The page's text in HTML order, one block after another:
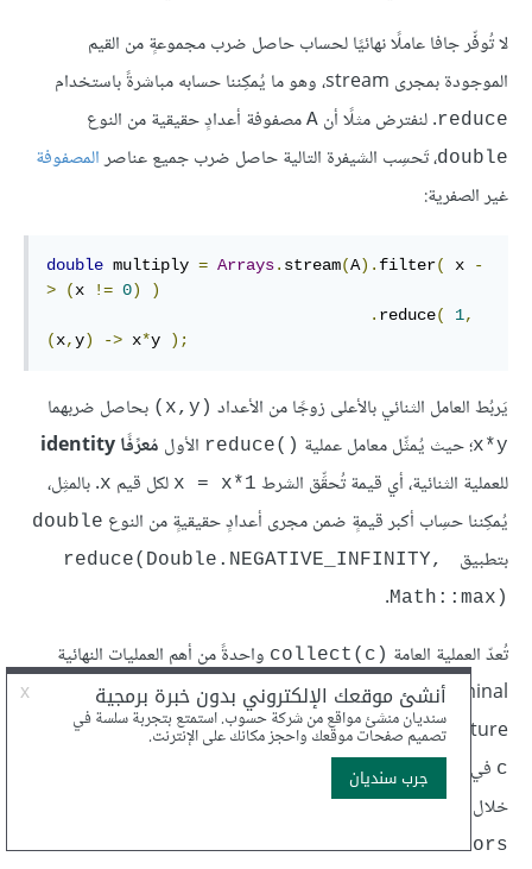
لا تُوفِّر جافا عاملًا نهائيًا لحساب حاصل ضرب مجموعةٍ من القيم
الموجودة بمجرى stream، وهو ما يُمكِننا حسابه مباشرةً باستخدام
reduce. لنفترض مثلًا أن A مصفوفة أعدادٍ حقيقية من النوع
double، تَحسِب الشيفرة التالية حاصل ضرب جميع عناصرالمصفوفة
غير الصفرية:
double multiply = Arrays. stream(A). filter( x
-
>
(x != 0)
)
. reduce( 1,
(x,y) -> x*y );
يَربُط العامل الثنائي بالأعلى زوجًا من الأعداد (x,y) بحاصل ضربهما
x*y؛ حيث يُمثِّل معامل عملية reduce()‎ الأول مُعرِّفًا identity
للعملية الثنائية، أي قيمة تُحقِّق الشرط 1*x = x لكل قيم x. بالمثِل،
يُمكِننا حسِاب أكبر قيمةٍ ضمن مجرى أعدادٍ حقيقيةٍ من النوع double
بتطبيق
reduce(Double.NEGATIVE_INFINITY,
Math::max)‎
.
تُعدّ العملية العامة collect(c)‎ واحدةً من أهم العمليات النهائية
structure، أو نتيجةٍ مُلخّصة واحدة من نوعٍ معين. يُطلَق على العامل
c في تلك العملية اسممُجمِّع collector
خلال إحدى الدوال functions الساكنة المُعرَّفة بالصنف
Collectors
.